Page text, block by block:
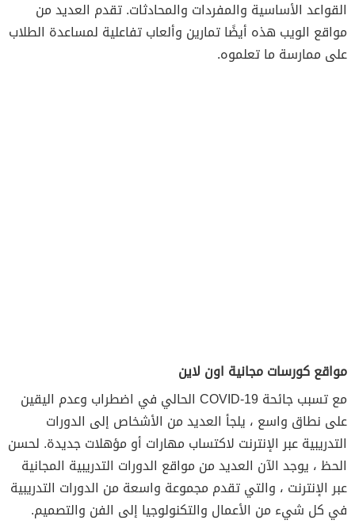
القواعد الأساسية والمفردات والمحادثات. تقدم العديد من
مواقع الويب هذه أيضًا تمارين وألعاب تفاعلية لمساعدة الطلاب
على ممارسة ما تعلموه.
مواقع كورسات مجانية اون لاين
مع تسبب جائحة COVID-19 الحالي في اضطراب وعدم اليقين
على نطاق واسع ، يلجأ العديد من الأشخاص إلى الدورات
التدريبية عبر الإنترنت لاكتساب مهارات أو مؤهلات جديدة. لحسن
الحظ ، يوجد الآن العديد من مواقع الدورات التدريبية المجانية
عبر الإنترنت ، والتي تقدم مجموعة واسعة من الدورات التدريبية
في كل شيء من الأعمال والتكنولوجيا إلى الفن والتصميم.